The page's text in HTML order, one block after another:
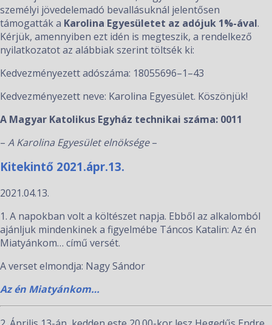
személyi jövedelemadó bevallásuknál jelentősen
támogatták a Karolina Egyesületet az adójuk 1%-ával.
Kérjük, amennyiben ezt idén is megteszik, a rendelkező
nyilatkozatot az alábbiak szerint töltsék ki:
Kedvezményezett adószáma: 18055696–1–43
Kedvezményezett neve: Karolina Egyesület. Köszönjük!
A Magyar Katolikus Egyház technikai száma: 0011
– A Karolina Egyesület elnöksége–
Kitekintő 2021.ápr.13.
2021.04.13.
1. A napokban volt a költészet napja. Ebből az alkalomból
ajánljuk mindenkinek a figyelmébe Táncos Katalin: Az én
Miatyánkom… című versét.
A verset elmondja: Nagy Sándor
Az én Miatyánkom…